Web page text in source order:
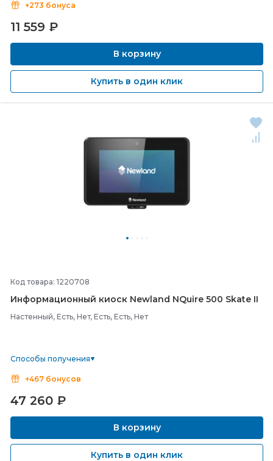
+273 бонуса
11 559 ₽
В корзину
Купить в один клик
Код товара: 1220708
Информационный киоск Newland NQuire 500 Skate II
Настенный, Есть, Нет, Есть, Есть, Нет
Способы получения
+467 бонусов
47 260 ₽
В корзину
Купить в один клик